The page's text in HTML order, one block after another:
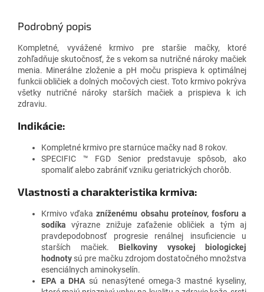
Podrobný popis
Kompletné, vyvážené krmivo pre staršie mačky, ktoré
zohľadňuje skutočnosť, že s vekom sa nutričné nároky mačiek
menia. Minerálne zloženie a pH moču prispieva k optimálnej
funkcii obličiek a dolných močových ciest. Toto krmivo pokrýva
všetky nutričné nároky starších mačiek a prispieva k ich
zdraviu.
Indikácie:
Kompletné krmivo pre starnúce mačky nad 8 rokov.
SPECIFIC ™ FGD Senior predstavuje spôsob, ako
spomaliť alebo zabrániť vzniku geriatrických chorôb.
Vlastnosti a charakteristika krmiva:
Krmivo vďaka zníženému obsahu proteínov, fosforu a
sodíka
výrazne znižuje zaťaženie obličiek a tým aj
pravdepodobnosť progresie renálnej insuficiencie u
starších mačiek.
Bielkoviny vysokej biologickej
hodnoty sú pre mačku zdrojom dostatočného množstva
esenciálnych aminokyselín.
EPA a DHA sú nenasýtené omega-3 mastné kyseliny,